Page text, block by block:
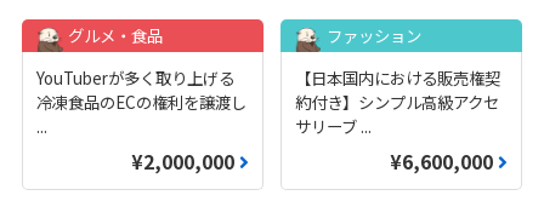
グルメ・食品
YouTuberが多く取り上げる
冷凍食品のECの権利を譲渡し
...
¥2,000,000
ファッション
【日本国内における販売権契
約付き】シンプル高級アクセ
サリーブ ...
¥6,600,000